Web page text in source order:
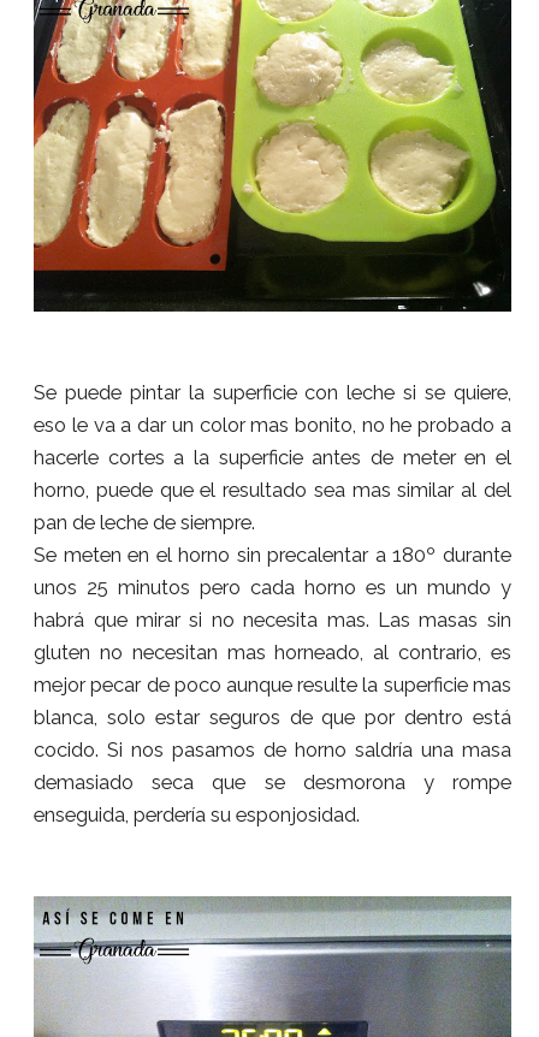
Se puede pintar la superficie con leche si se quiere,
eso le va a dar un color mas bonito, no he probado a
hacerle cortes a la superficie antes de meter en el
horno, puede que el resultado sea mas similar al del
pan de leche de siempre.
Se meten en el horno sin precalentar a 180º durante
unos 25 minutos pero cada horno es un mundo y
habrá que mirar si no necesita mas. Las masas sin
gluten no necesitan mas horneado, al contrario, es
mejor pecar de poco aunque resulte la superficie mas
blanca, solo estar seguros de que por dentro está
cocido. Si nos pasamos de horno saldría una masa
demasiado seca que se desmorona y rompe
enseguida, perdería su esponjosidad.